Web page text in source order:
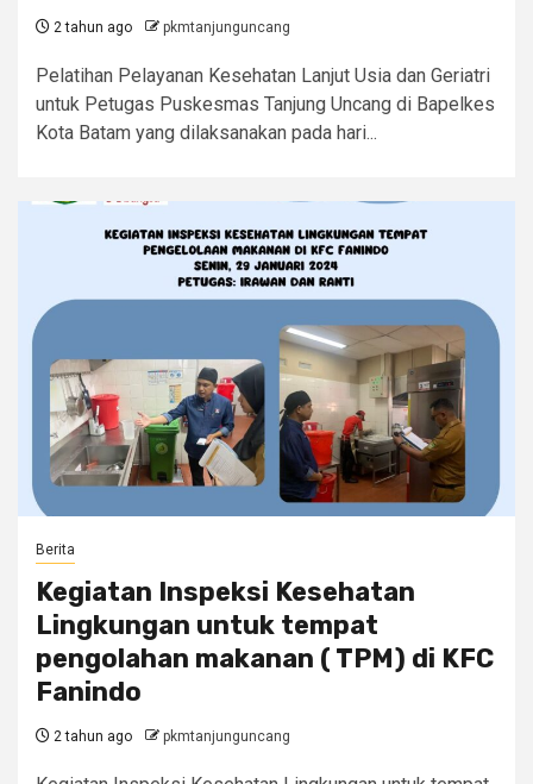
2 tahun ago pkmtanjunguncang
Pelatihan Pelayanan Kesehatan Lanjut Usia dan Geriatri
untuk Petugas Puskesmas Tanjung Uncang di Bapelkes
Kota Batam yang dilaksanakan pada hari...
Berita
Kegiatan Inspeksi Kesehatan
Lingkungan untuk tempat
pengolahan makanan ( TPM) di KFC
Fanindo
2 tahun ago pkmtanjunguncang